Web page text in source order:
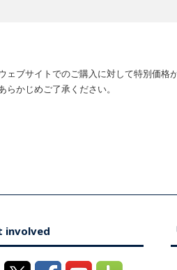
ブサイトでのご購入に対して特別価格
かじめご了承ください。
involved